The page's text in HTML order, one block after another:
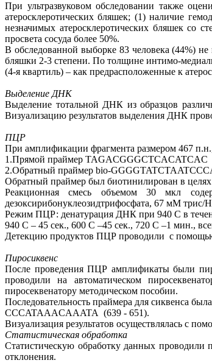
При ультразвуковом обследовании также
атеросклеротических бляшек; (1) наличие
незначимых атеросклеротических бляшек со
просвета сосуда более 50%.
В обследованной выборке 83 человека (44%)
бляшки 2-3 степени. По толщине интимо-
(4-я квартиль) – как предрасположенные к
Выделение ДНК
Выделение тотальной ДНК из образцов
Визуализацию результатов выделения ДНК
ПЦР
При амплификации фрагмента размером 467
1.Прямой праймер
2.Обратный праймер bio-
Обратный праймер был биотинилирован в
Реакционная смесь объемом 30 мкл
дезоксирибонуклеозидтрифосфата, 67 мМ
Режим ПЦР: денатурация ДНК при 940 C в
940 C – 45 сек., 600 C –45 сек., 720 C –1 мин.,
Детекцию продуктов ПЦР проводили с помощью
Пиросиквенс
После проведения ПЦР амплификаты были
проводили на автоматическом
пиросеквенатору методическом пособии.
Последовательность праймера для сиквенса
CCCATAAACAAATA (639 - 651).
Визуализация результатов осуществлялась с
Статистическая обработка
Статистическую обработку данных проводили
отклонения.